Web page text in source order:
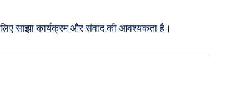
साझा कार्यक्रम और संवाद की आवश्यकता है।